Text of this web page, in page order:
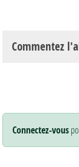
Commentez
Connectez-vous